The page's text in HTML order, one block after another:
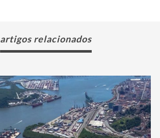
artigos relacionados